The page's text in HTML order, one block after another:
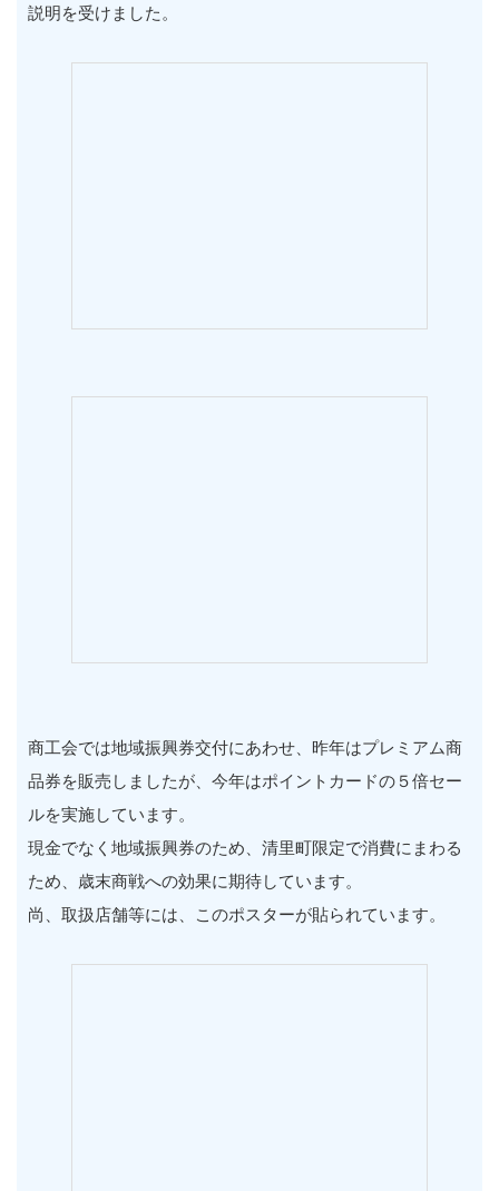
説明を受けました。
商工会では地域振興券交付にあわせ、昨年はプレミアム商
品券を販売しましたが、今年はポイントカードの５倍セー
ルを実施しています。
現金でなく地域振興券のため、清里町限定で消費にまわる
ため、歳末商戦への効果に期待しています。
尚、取扱店舗等には、このポスターが貼られています。